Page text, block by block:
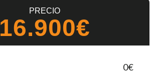
PRECIO
16.900€
0€